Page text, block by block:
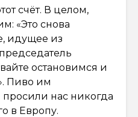
счёт. В целом,
«Это снова
идущее из
остановимся и
Пиво им
нас никогда
в Европу.